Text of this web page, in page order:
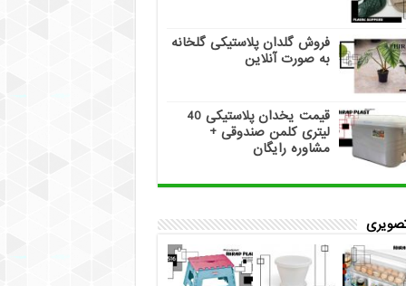
فروش گلدان پلاستیکی گلخانه
به صورت آنلاین
قیمت یخدان پلاستیکی 40
لیتری کلمن صندوقی +
مشاوره رایگان